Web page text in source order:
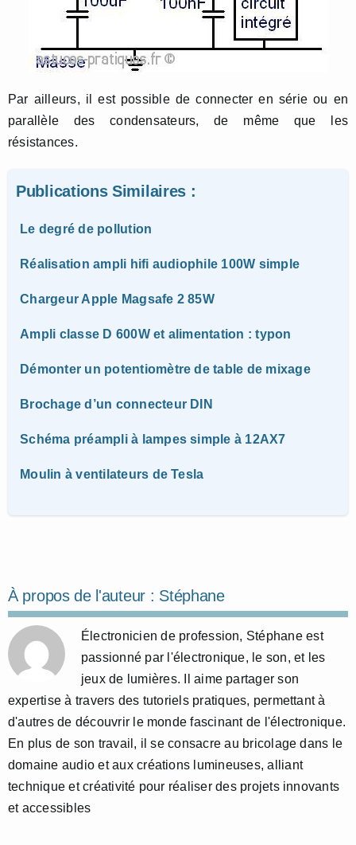
Par ailleurs, il est possible de connecter en série ou en
parallèle des condensateurs, de même que les
résistances.
Publications Similaires :
Le degré de pollution
Réalisation ampli hifi audiophile 100W simple
Chargeur Apple Magsafe 2 85W
Ampli classe D 600W et alimentation : typon
Démonter un potentiomètre de table de mixage
Brochage d’un connecteur DIN
Schéma préampli à lampes simple à 12AX7
Moulin à ventilateurs de Tesla
À propos de l'auteur : Stéphane
Électronicien de profession, Stéphane est
passionné par l'électronique, le son, et les
jeux de lumières. Il aime partager son
expertise à travers des tutoriels pratiques, permettant à
d'autres de découvrir le monde fascinant de l'électronique.
En plus de son travail, il se consacre au bricolage dans le
domaine audio et aux créations lumineuses, alliant
technique et créativité pour réaliser des projets innovants
et accessibles